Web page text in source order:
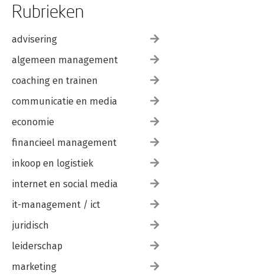
Rubrieken
advisering
algemeen management
coaching en trainen
communicatie en media
economie
financieel management
inkoop en logistiek
internet en social media
it-management / ict
juridisch
leiderschap
marketing